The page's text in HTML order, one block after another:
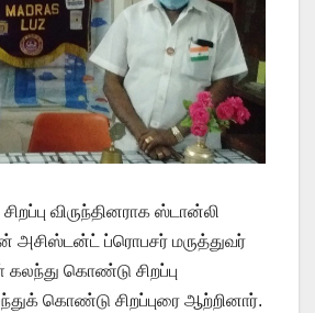
விருந்தினராக ஸ்டான்லி
அசிஸ்டன்ட் ப்ரொபசர் மருத்துவர்
கொண்டு சிறப்பு
கொண்டு சிறப்புரை ஆற்றினார்.